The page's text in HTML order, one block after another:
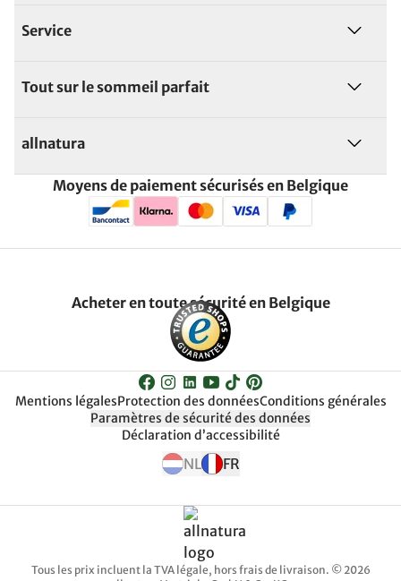
Service
Tout sur le sommeil parfait
allnatura
Moyens de paiement sécurisés en Belgique
Acheter en toute sécurité en Belgique
Mentions légalesProtection des donnéesConditions générales
Paramètres de sécurité des données
Déclaration d’accessibilité
NL FR
Tous les prix incluent la TVA légale, hors frais de livraison. © 2026